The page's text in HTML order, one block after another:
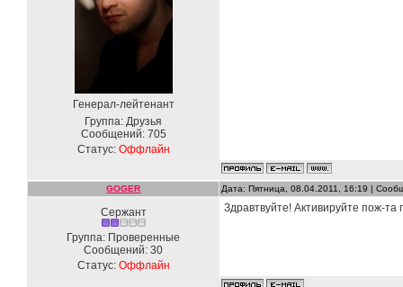
Генерал-лейтенант
Группа: Друзья
Сообщений: 705
Статус: Оффлайн
GOGER Дата: Пятница, 08.04.2011, 16:19 |
Сержант
Группа: Проверенные
Сообщений:30
Статус: Оффлайн
Здравтвуйте! Активируйте пож-та